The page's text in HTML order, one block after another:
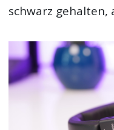
schwarz gehalten,